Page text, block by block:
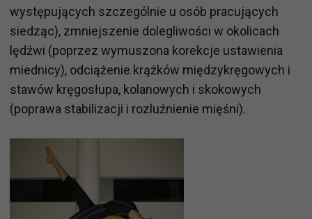
występujących szczególnie u osób pracujących
siedząc), zmniejszenie dolegliwości w okolicach
lędźwi (poprzez wymuszona korekcje ustawienia
miednicy), odciążenie krążków międzykręgowych i
stawów kręgosłupa, kolanowych i skokowych
(poprawa stabilizacji i rozluźnienie mięśni).